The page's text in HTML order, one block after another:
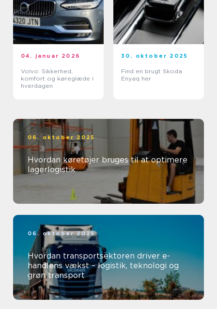
04. januar 2026
Volvo: Sikkerhed,
komfort og køreglæde i
hverdagen
30. oktober 2025
Find en brugt Skoda
Enyaq her
06. oktober 2025
Hvordan køretøjer bruges til at optimere
lagerlogistik
06. oktober 2025
Hvordan transportsektoren driver e-
handlens vækst – logistik, teknologi og
grøn transport